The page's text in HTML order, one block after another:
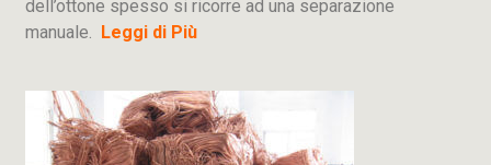
dell’ottone spesso si ricorre ad una separazione
manuale. Leggi di Più